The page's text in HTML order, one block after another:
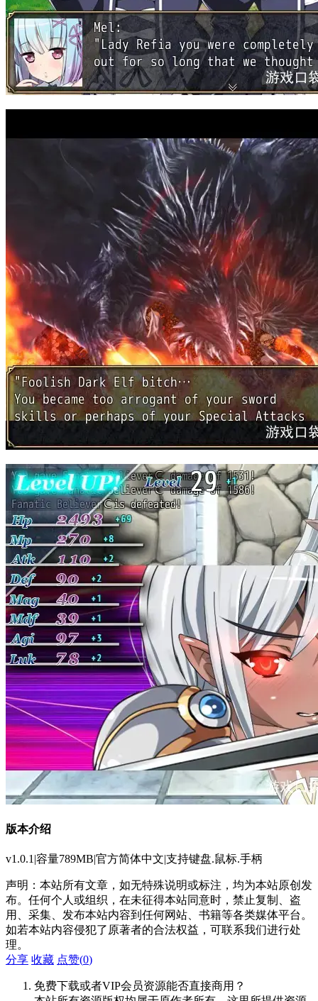
版本介绍
v1.0.1|容量789MB|官方简体中文|支持键盘.鼠标.手柄
声明：本站所有文章，如无特殊说明或标注，均为本站原创发
布。任何个人或组织，在未征得本站同意时，禁止复制、盗
用、采集、发布本站内容到任何网站、书籍等各类媒体平台。
如若本站内容侵犯了原著者的合法权益，可联系我们进行处
理。
分享 收藏 点赞(0)
免费下载或者VIP会员资源能否直接商用？